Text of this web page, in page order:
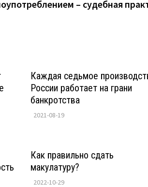
– судебная
Каждая седьмое
России работает на грани
банкротства
2021-08-19
Как правильно сдать
макулатуру?
2022-10-29